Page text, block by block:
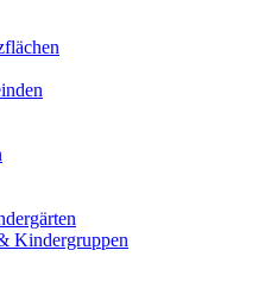
Kindergruppen